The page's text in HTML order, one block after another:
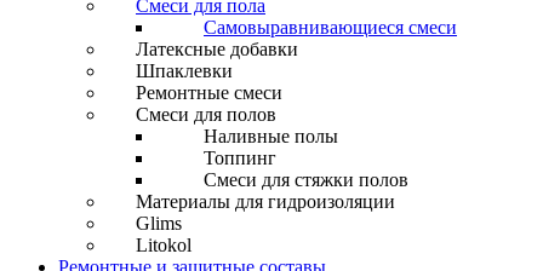
Смеси для пола
Самовыравнивающиеся смеси
Латексные добавки
Шпаклевки
Ремонтные смеси
Смеси для полов
Наливные полы
Топпинг
Смеси для стяжки полов
Материалы для гидроизоляции
Glims
Litokol
Ремонтные и защитные составы